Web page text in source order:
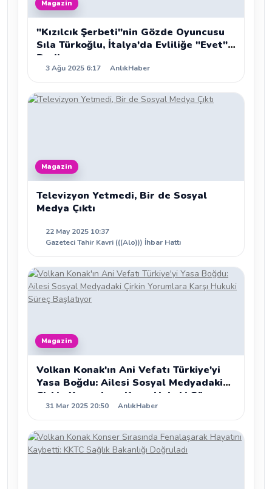
Magazin
"Kızılcık Şerbeti"nin Gözde Oyuncusu
Sıla Türkoğlu, İtalya'da Evliliğe "Evet"
Dedi
3 Ağu 2025 6:17 AnlıkHaber
Magazin
Televizyon Yetmedi, Bir de Sosyal
Medya Çıktı
22 May 2025 10:37
Gazeteci Tahir Kavri (((Alo))) İhbar Hattı
Magazin
Volkan Konak'ın Ani Vefatı Türkiye'yi
Yasa Boğdu: Ailesi Sosyal Medyadaki
Çirkin Yorumlara Karşı Hukuki Süreç
Başlatıyor
31 Mar 2025 20:50 AnlıkHaber